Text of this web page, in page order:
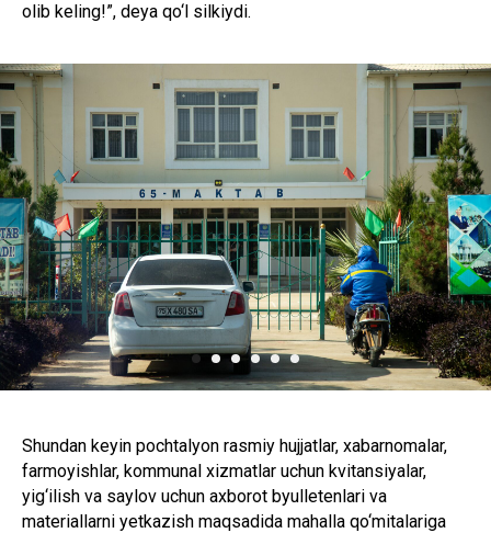
olib keling!”, deya qo‘l silkiydi.
Shundan keyin pochtalyon rasmiy hujjatlar, xabarnomalar,
farmoyishlar, kommunal xizmatlar uchun kvitansiyalar,
yig‘ilish va saylov uchun axborot byulletenlari va
materiallarni yetkazish maqsadida mahalla qo‘mitalariga